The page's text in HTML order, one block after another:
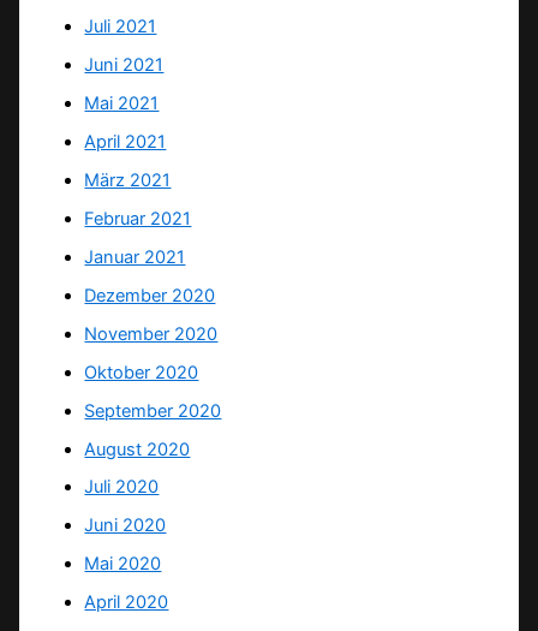
Juli 2021
Juni 2021
Mai 2021
April 2021
März 2021
Februar 2021
Januar 2021
Dezember 2020
November 2020
Oktober 2020
September 2020
August 2020
Juli 2020
Juni 2020
Mai 2020
April 2020